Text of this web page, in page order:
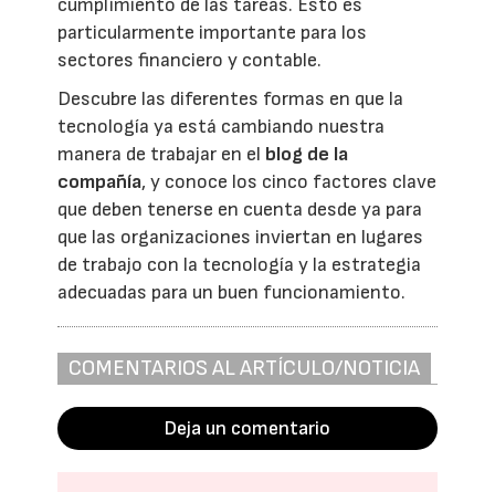
cumplimiento de las tareas. Esto es
particularmente importante para los
sectores financiero y contable.
Descubre las diferentes formas en que la
tecnología ya está cambiando nuestra
manera de trabajar en el blog de la
compañía, y conoce los cinco factores clave
que deben tenerse en cuenta desde ya para
que las organizaciones inviertan en lugares
de trabajo con la tecnología y la estrategia
adecuadas para un buen funcionamiento.
COMENTARIOS AL ARTÍCULO/NOTICIA
Deja un comentario